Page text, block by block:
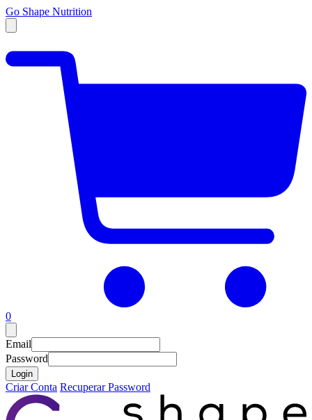
Go Shape Nutrition
0
Email
Password
Login
Criar Conta Recuperar Password